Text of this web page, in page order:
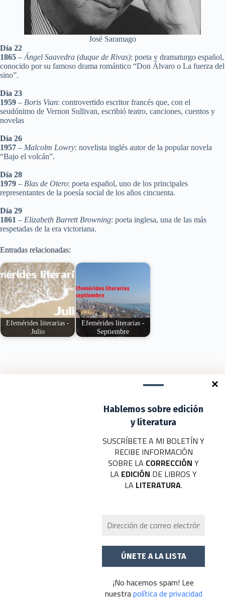
José Saramago
Día 22
1865 – Ángel Saavedra (duque de Rivas): poeta y dramaturgo español,
conocido por su famoso drama romántico “Don Álvaro o La fuerza del
sino”.
Día 23
1959 – Boris Vian: controvertido escritor francés que, con el
seudónimo de Vernon Sullivan, escribió teatro, canciones, cuentos y
novelas
Día 26
1957 – Malcolm Lowry: novelista inglés autor de la popular novela
“Bajo el volcán”.
Día 28
1979 – Blas de Otero: poeta español, uno de los principales
representantes de la poesía social de los años cincuenta.
Día 29
1861 – Elizabeth Barrett Browning: poeta inglesa, una de las más
respetadas de la era victoriana.
Hablemos sobre edición
y literatura
SUSCRÍBETE A MI BOLETÍN Y
RECIBE INFORMACIÓN
SOBRE LA CORRECCIÓNY
LA EDICIÓN DE LIBROS Y
LA LITERATURA.
¡No hacemos spam! Lee
nuestrapolítica de privacidad
Entradas relacionadas:
Efemérides literarias -
Julio
Efemérides literarias -
Septiembre
Tu dirección de correo electrónico no será publicada. Los campos